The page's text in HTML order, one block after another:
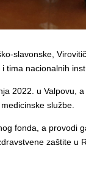
slavonske,
tima nacionalnih
2022. u Valpovu,
službe.
fonda, a provodi
zaštite u